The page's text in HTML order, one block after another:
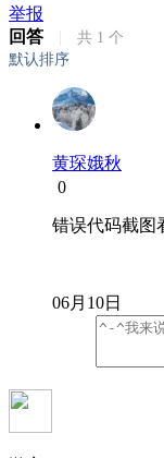
举报
回答
共 1 个
默认排序
黄琛娥秋
0
错误代码截图
06月10日